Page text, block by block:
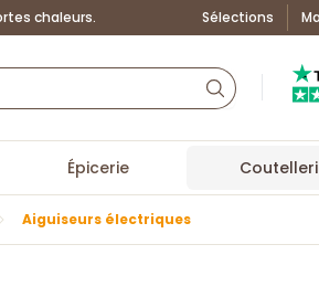
chaleurs. Sélections
Épicerie
Aiguiseurs électriques